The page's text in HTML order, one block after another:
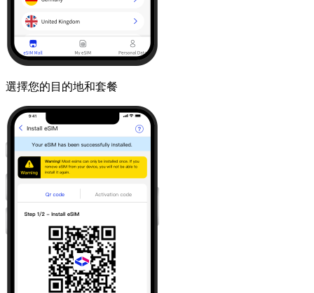
選擇您的目的地和套餐